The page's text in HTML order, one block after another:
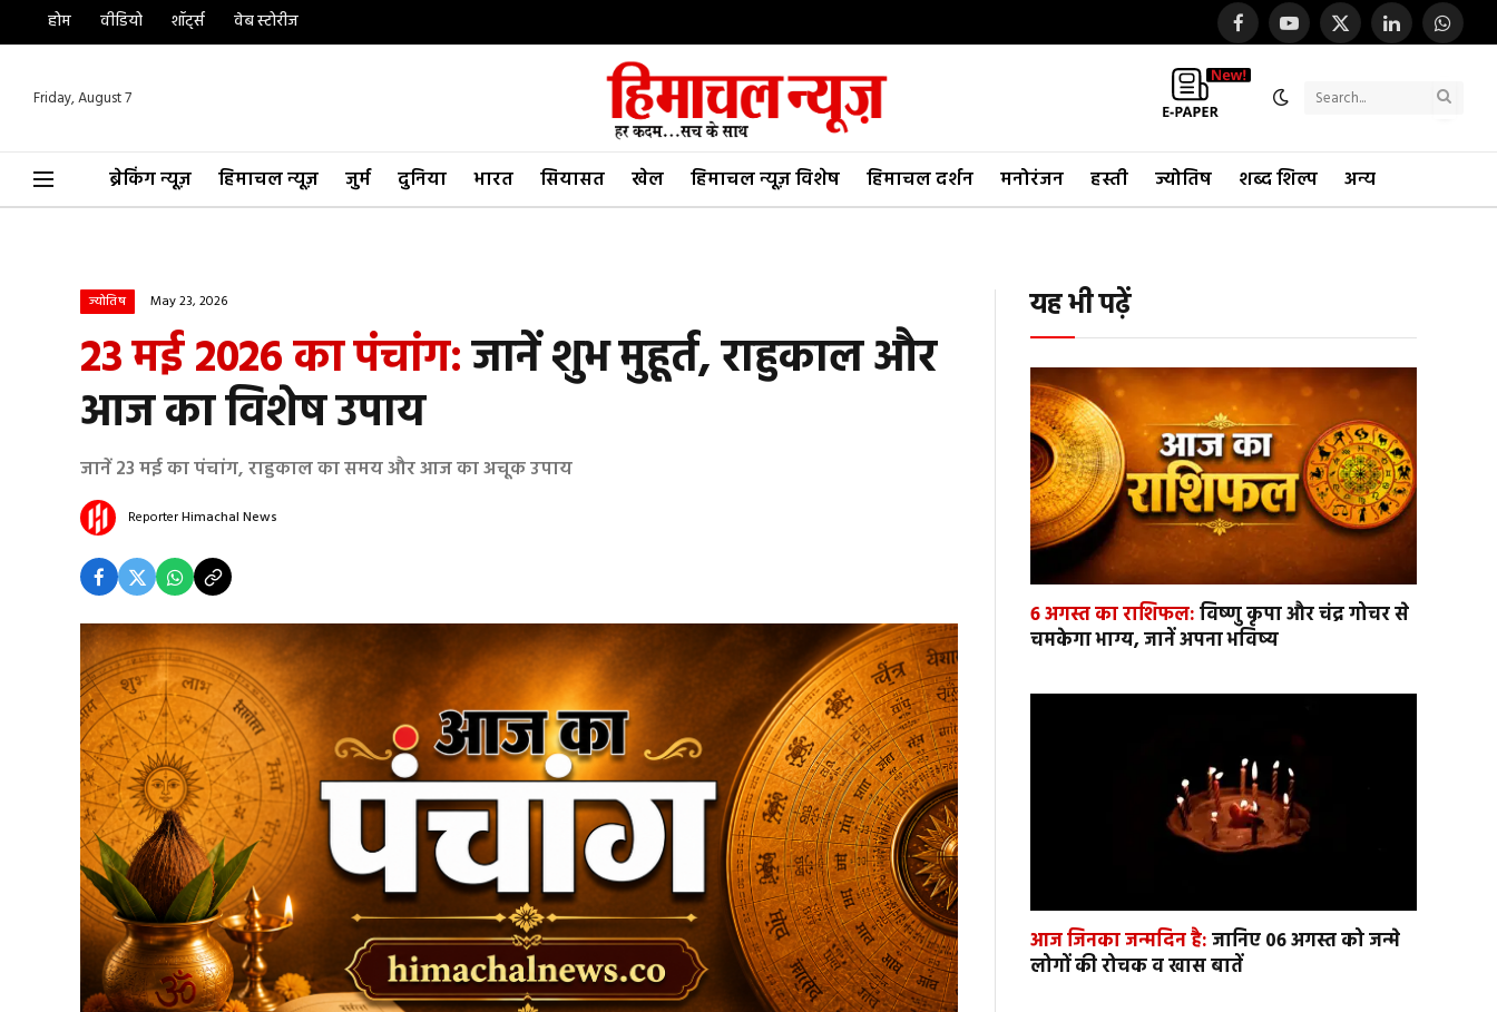
होम वीडियो शॉर्ट्स वेब स्टोरीज FacebookYouTube
X
LinkedIn
Friday, August 7 Search
ब्रेकिंग न्यूज़ हिमाचल न्यूज़ जुर्म दुनिया भारत सियासत खेल हिमाचल न्यूज़ विशेष हिमाचल दर्शन मनोरंजन हस्ती ज्योतिष शब्द शिल्प अन्य
ज्योतिष May 23, 2026
23 मई 2026 का पंचांग:जानें शुभ मुहूर्त, राहुकाल और
आज का विशेष उपाय
जानें 23 मई का पंचांग, राहुकाल का समय और आज का अचूक उपाय
ReporterHimachal News
यह भी पढ़ें
6 अगस्त का राशिफल:विष्णु कृपा और चंद्र गोचर से
चमकेगा भाग्य, जानें अपना भविष्य
आज जिनका जन्मदिन है:जानिए 06 अगस्त को जन्मे
लोगों की रोचक व खास बातें